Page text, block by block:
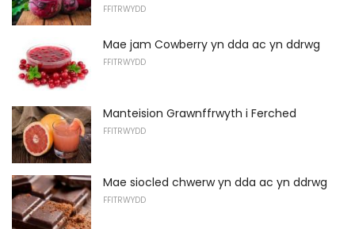
FFITRWYDD
Mae jam Cowberry yn dda ac yn ddrwg
FFITRWYDD
Manteision Grawnffrwyth i Ferched
FFITRWYDD
Mae siocled chwerw yn dda ac yn ddrwg
FFITRWYDD